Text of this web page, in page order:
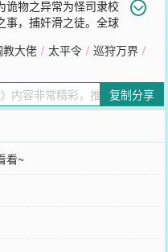
诡物之异常为怪司隶校
事，捕奸滑之徒。全球
邪魔晃动，一间无人问津的
卫渊成为当代最后一位司隶
。古今稀奇事，子不语怪力乱
一柄八面汉剑，斩尽魑魅魍
于能在和平岁月里，躺着木
经封印了无数的妖魔鬼怪。
请不要忘记向您QQ群和微博微
教大佬 / 太平令 / 巡狩万界 /
复制分享
看~